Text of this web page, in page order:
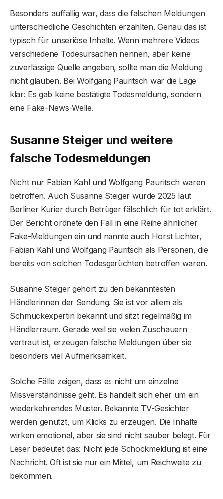
Besonders auffällig war, dass die falschen Meldungen
unterschiedliche Geschichten erzählten. Genau das ist
typisch für unseriöse Inhalte. Wenn mehrere Videos
verschiedene Todesursachen nennen, aber keine
zuverlässige Quelle angeben, sollte man die Meldung
nicht glauben. Bei Wolfgang Pauritsch war die Lage
klar: Es gab keine bestätigte Todesmeldung, sondern
eine Fake-News-Welle.
Susanne Steiger und weitere
falsche Todesmeldungen
Nicht nur Fabian Kahl und Wolfgang Pauritsch waren
betroffen. Auch Susanne Steiger wurde 2025 laut
Berliner Kurier durch Betrüger fälschlich für tot erklärt.
Der Bericht ordnete den Fall in eine Reihe ähnlicher
Fake-Meldungen ein und nannte auch Horst Lichter,
Fabian Kahl und Wolfgang Pauritsch als Personen, die
bereits von solchen Todesgerüchten betroffen waren.
Susanne Steiger gehört zu den bekanntesten
Händlerinnen der Sendung. Sie ist vor allem als
Schmuckexpertin bekannt und sitzt regelmäßig im
Händlerraum. Gerade weil sie vielen Zuschauern
vertraut ist, erzeugen falsche Meldungen über sie
besonders viel Aufmerksamkeit.
Solche Fälle zeigen, dass es nicht um einzelne
Missverständnisse geht. Es handelt sich eher um ein
wiederkehrendes Muster. Bekannte TV-Gesichter
werden genutzt, um Klicks zu erzeugen. Die Inhalte
wirken emotional, aber sie sind nicht sauber belegt. Für
Leser bedeutet das: Nicht jede Schockmeldung ist eine
Nachricht. Oft ist sie nur ein Mittel, um Reichweite zu
bekommen.